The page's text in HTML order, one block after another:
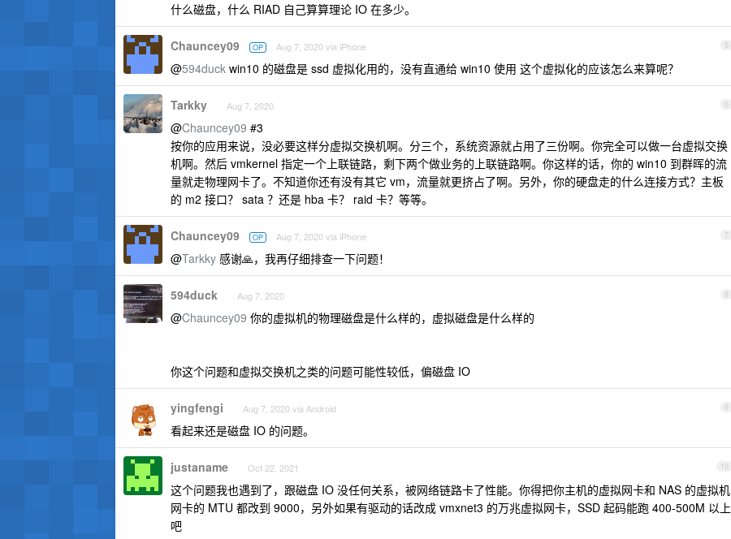
什么磁盘，什么 RIAD 自己算算理论 IO 在多少。
5
Chauncey09 OP Aug 7, 2020 via iPhone
@594duck win10 的磁盘是 ssd 虚拟化用的，没有直通给 win10 使用 这个虚拟化的应该怎么来算呢？
6
Tarkky Aug 7, 2020
@Chauncey09 #3
按你的应用来说，没必要这样分虚拟交换机啊。分三个，系统资源就占用了三份啊。你完全可以做一台虚拟交换
机啊。然后 vmkernel 指定一个上联链路，剩下两个做业务的上联链路啊。你这样的话，你的 win10 到群晖的流
量就走物理网卡了。不知道你还有没有其它 vm，流量就更挤占了啊。另外，你的硬盘走的什么连接方式？主板
的 m2 接口？ sata ？还是 hba 卡？ raid 卡？等等。
7
Chauncey09 OP Aug 7, 2020 via iPhone
@Tarkky 感谢🙏，我再仔细排查一下问题！
8
594duck Aug 7, 2020
@Chauncey09 你的虚拟机的物理磁盘是什么样的，虚拟磁盘是什么样的
你这个问题和虚拟交换机之类的问题可能性较低，偏磁盘 IO
9
yingfengi Aug 7, 2020 via Android
看起来还是磁盘 IO 的问题。
10
justaname Oct 22, 2021
这个问题我也遇到了，跟磁盘 IO 没任何关系，被网络链路卡了性能。你得把你主机的虚拟网卡和 NAS 的虚拟机
网卡的 MTU 都改到 9000，另外如果有驱动的话改成 vmxnet3 的万兆虚拟网卡，SSD 起码能跑 400-500M 以上
吧